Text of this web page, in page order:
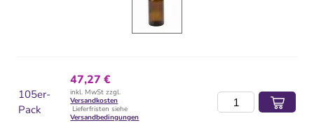
105er-
Pack
47,27 €
inkl. MwSt zzgl.
Versandkosten
Lieferfristen siehe
Versandbedingungen